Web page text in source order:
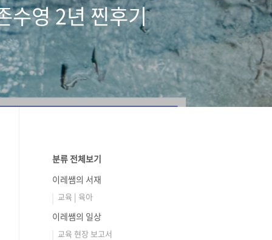
수영 2년 찐후기
분류 전체보기
이레쌤의 서재
교육 | 육아
이레쌤의 일상
교육 현장 보고서